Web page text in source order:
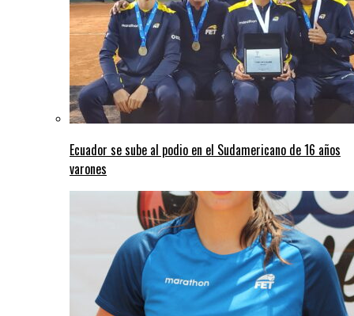
Ecuador se sube al podio en el Sudamericano de 16 años
varones